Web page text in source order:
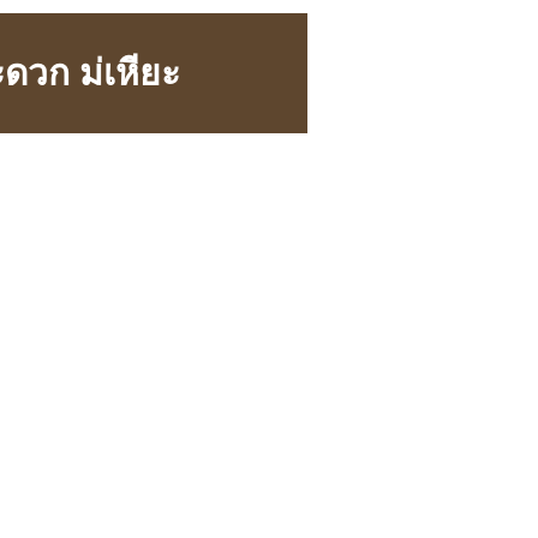
วก ม่เหียะ